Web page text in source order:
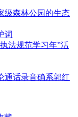
级森林公园的生态
词
法规范学习年”活
通话录音确系郭红